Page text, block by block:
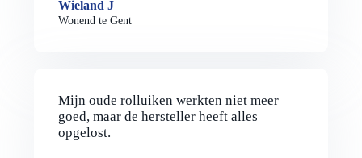
Wieland J
Wonend te Gent
Mijn oude rolluiken werkten niet meer
goed, maar de hersteller heeft alles
opgelost.